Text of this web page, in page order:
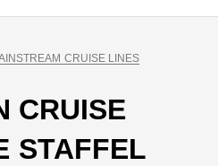
CRUISE LINES
CRUISE
STAFFEL